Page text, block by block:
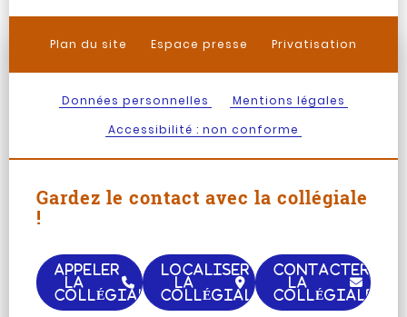
Plan du site Espace presse Privatisation
Données personnelles
Mentions légales
Accessibilité : non conforme
Gardez le contact avec la collégiale
!
APPELER
LA
COLLÉGIALE
LOCALISER
LA
COLLÉGIALE
CONTACTER
LA
COLLÉGIALE